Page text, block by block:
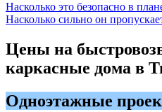
Насколько это безопасно в
Насколько сильно он
Цены на
каркасные дома в
Одноэтажные